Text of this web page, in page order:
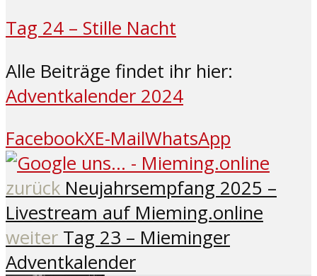
Tag 24 – Stille Nacht
Alle Beiträge findet ihr hier:
Adventkalender 2024
FacebookXE-MailWhatsApp
zurück Neujahrsempfang 2025 –
Livestream auf Mieming.online
weiter Tag 23 – Mieminger
Adventkalender